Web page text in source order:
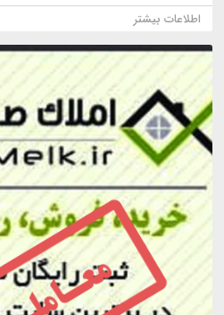
اطلاعات بیشتر